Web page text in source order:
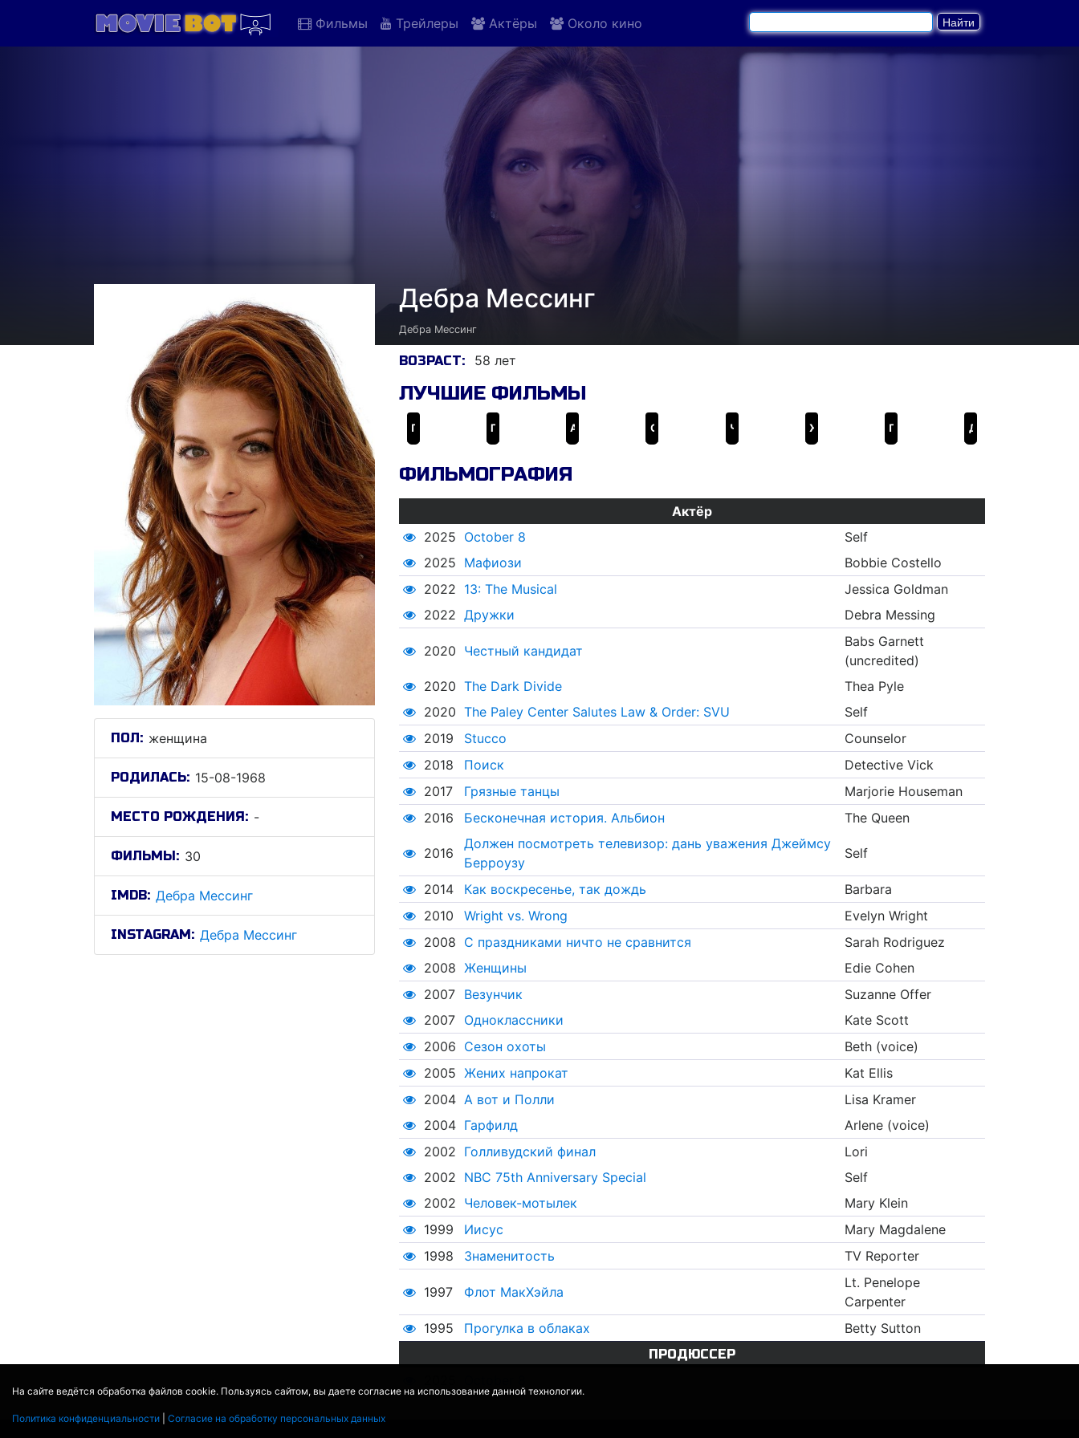
На сайте ведётся обработка файлов cookie. Пользуясь сайтом, вы даете согласие на использование данной технологии.
Политика конфиденциальности Согласие на обработку персональных данных
Фильмы Трейлеры Актёры Около кино
ПОЛ: женщина
РОДИЛАСЬ: 15-08-1968
МЕСТО РОЖДЕНИЯ: -
ФИЛЬМЫ: 30
IMDB: Дебра Мессинг
INSTAGRAM: Дебра Мессинг
Дебра Мессинг
Дебра Мессинг
ВОЗРАСТ: 58 лет
ЛУЧШИЕ ФИЛЬМЫ
ФИЛЬМОГРАФИЯ
Актёр
2025 October 8
Self
2025 Мафиози
Bobbie Costello
2022 13: The Musical
Jessica Goldman
2022 Дружки Debra Messing
2020 Честный кандидат
Babs Garnett
(uncredited)
2020 The Dark Divide
Thea Pyle
2020 The Paley Center Salutes Law & Order: SVU
Self
2019
Stucco
Counselor
2018
Поиск
Detective Vick
2017
Грязные танцы
Marjorie Houseman
2016
Бесконечная история. Альбион The Queen
2016
Должен посмотреть телевизор: дань уважения Джеймсу
Берроузу
Self
2014 Как воскресенье, так дождь
Barbara
2010
Wright vs. Wrong
Evelyn Wright
2008 С праздниками ничто не сравнится
Sarah Rodriguez
2008 Женщины
Edie Cohen
2007
Везунчик
Suzanne Offer
2007
Одноклассники
Kate Scott
2006 Сезон охоты
Beth (voice)
2005 Жених напрокат
Kat Ellis
2004 А вот и Полли
Lisa Kramer
2004 Гарфилд
Arlene (voice)
2002 Голливудский финал
Lori
2002 NBC 75th Anniversary Special
Self
2002 Человек-мотылек
Mary Klein
1999
Иисус
Mary Magdalene
1998
Знаменитость TV Reporter
1997 Флот МакХэйла
Lt. Penelope
Carpenter
1995
Прогулка в облаках Betty Sutton
ПРОДЮССЕР